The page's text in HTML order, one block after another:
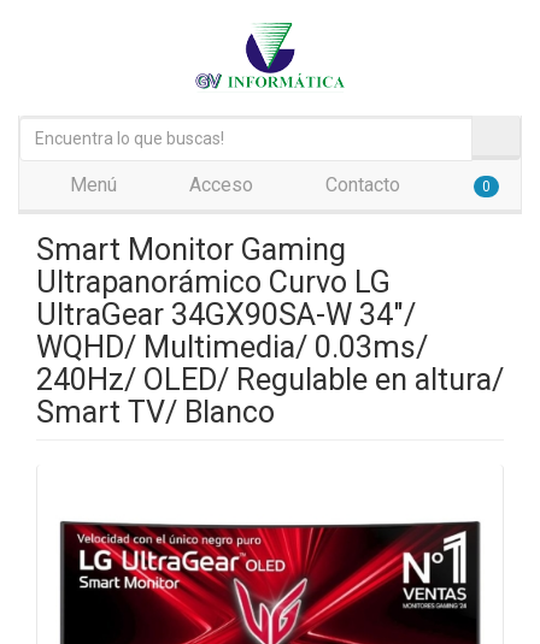
Menú Acceso Contacto 0
Smart Monitor Gaming
Ultrapanorámico Curvo LG
UltraGear 34GX90SA-W 34"/
WQHD/ Multimedia/ 0.03ms/
240Hz/ OLED/ Regulable en altura/
Smart TV/ Blanco